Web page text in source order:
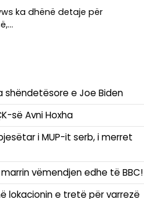
ka dhënë detaje për
shëndetësore e Joe Biden
së Avni Hoxha
i MUP-it serb, i merret
vëmendjen edhe të BBC!
lokacionin e tretë për varrezë